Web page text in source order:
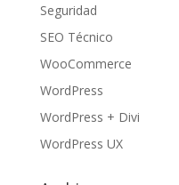
Seguridad
SEO Técnico
WooCommerce
WordPress
WordPress + Divi
WordPress UX